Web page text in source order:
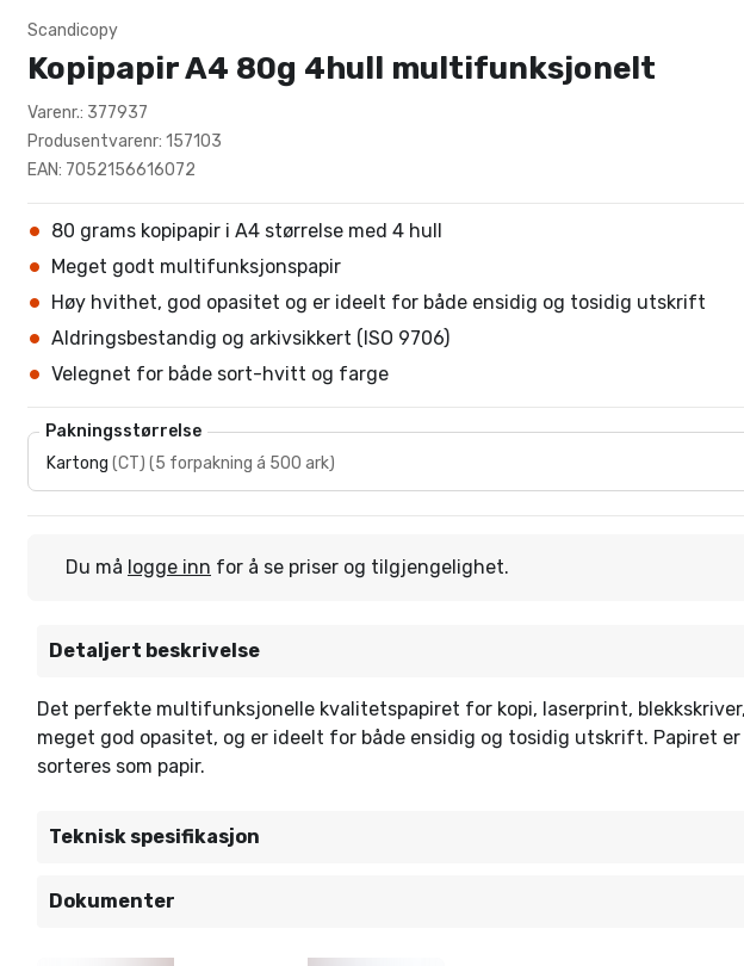
Scandicopy
Kopipapir A4 80g 4hull multifunksjonelt
Varenr.: 377937
Produsentvarenr: 157103
EAN: 7052156616072
80 grams kopipapir i A4 størrelse med 4 hull
Meget godt multifunksjonspapir
Høy hvithet, god opasitet og er ideelt for både ensidig og tosidig utskrift
Aldringsbestandig og arkivsikkert (ISO 9706)
Velegnet for både sort-hvitt og farge
Pakningsstørrelse
Kartong (CT) (5 forpakning á 500 ark)
Du må logge inn for å se priser og tilgjengelighet.
Detaljert beskrivelse
Det perfekte multifunksjonelle kvalitetspapiret for kopi, laserprint,
meget god opasitet, og er ideelt for både ensidig og tosidig utskrift. Papiret
sorteres som papir.
Teknisk spesifikasjon
Dokumenter